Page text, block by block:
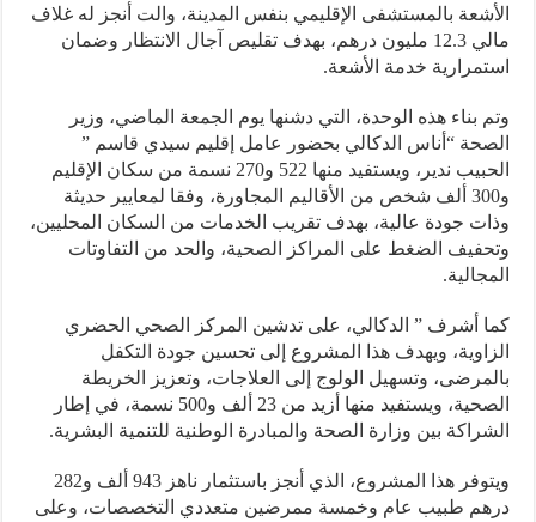
بالمستشفى الإقليمي بنفس المدينة، والت أنجز له غلاف
مالي 12.3 مليون درهم، بهدف تقليص آجال الانتظار وضمان
خدمة الأشعة.
بناء هذه الوحدة، التي دشنها يوم الجمعة الماضي، وزير
“أناس الدكالي بحضور عامل إقليم سيدي قاسم ”
الحبيب ندير، ويستفيد منها 522 و270 نسمة من سكان الإقليم
و300 ألف شخص من الأقاليم المجاورة، وفقا لمعايير حديثة
جودة عالية، بهدف تقريب الخدمات من السكان المحليين،
الضغط على المراكز الصحية، والحد من التفاوتات
أشرف ” الدكالي، على تدشين المركز الصحي الحضري
ويهدف هذا المشروع إلى تحسين جودة التكفل
وتسهيل الولوج إلى العلاجات، وتعزيز الخريطة
الصحية، ويستفيد منها أزيد من 23 ألف و500 نسمة، في إطار
بين وزارة الصحة والمبادرة الوطنية للتنمية البشرية.
ويتوفر هذا المشروع، الذي أنجز باستثمار ناهز 943 ألف و282
طبيب عام وخمسة ممرضين متعددي التخصصات، وعلى